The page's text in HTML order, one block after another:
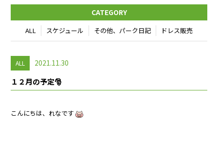
CATEGORY
ALL スケジュール その他、パーク日記 ドレス販売
ALL 2021.11.30
１２月の予定🎅
こんにちは、れなです